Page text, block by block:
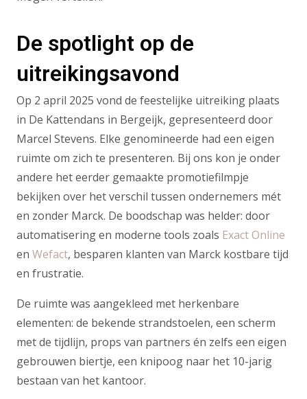
De spotlight op de
uitreikingsavond
Op 2 april 2025 vond de feestelijke uitreiking plaats
in De Kattendans in Bergeijk, gepresenteerd door
Marcel Stevens. Elke genomineerde had een eigen
ruimte om zich te presenteren. Bij ons kon je onder
andere het eerder gemaakte promotiefilmpje
bekijken over het verschil tussen ondernemers mét
en zonder Marck. De boodschap was helder: door
automatisering en moderne tools zoals Exact Online
en Wefact, besparen klanten van Marck kostbare tijd
en frustratie.
De ruimte was aangekleed met herkenbare
elementen: de bekende strandstoelen, een scherm
met de tijdlijn, props van partners én zelfs een eigen
gebrouwen biertje, een knipoog naar het 10-jarig
bestaan van het kantoor.